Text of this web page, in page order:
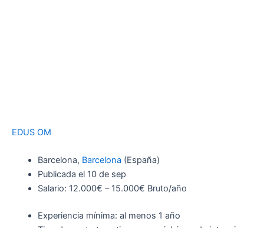
EDUS OM
Barcelona, Barcelona (España)
Publicada el 10 de sep
Salario: 12.000€ – 15.000€ Bruto/año
Experiencia mínima: al menos 1 año